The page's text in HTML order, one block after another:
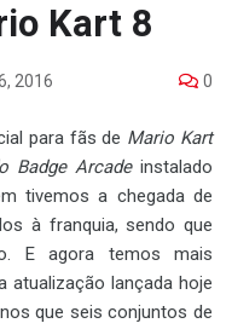
Kart 8
2016 0
para fãs de Mario Kart
Badge Arcadeinstalado
tivemos a chegada de
à franquia, sendo que
E agora temos mais
atualização lançada hoje
que seis conjuntos de